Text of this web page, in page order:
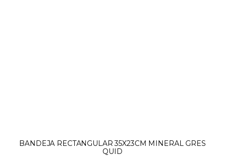
BANDEJA RECTANGULAR 35X23CM MINERAL GRES
QUID